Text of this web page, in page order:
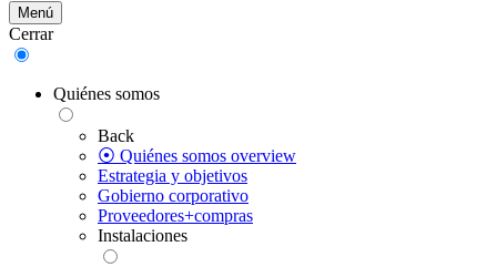
Menú
Cerrar
Quiénes somos
Back
⦿ Quiénes somos overview
Estrategia y objetivos
Gobierno corporativo
Proveedores+compras
Instalaciones